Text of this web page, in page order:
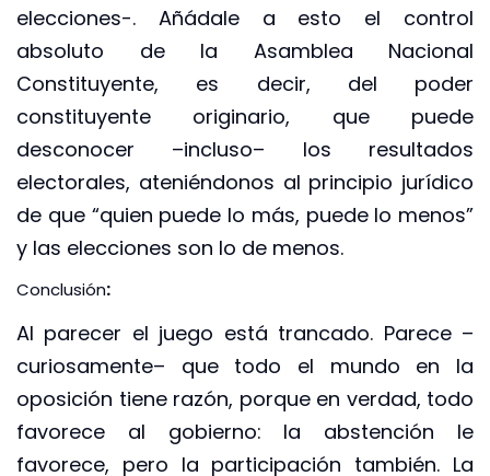
elecciones-. Añádale a esto el control
absoluto de la Asamblea Nacional
Constituyente, es decir, del poder
constituyente originario, que puede
desconocer –incluso– los resultados
electorales, ateniéndonos al principio jurídico
de que “quien puede lo más, puede lo menos”
y las elecciones son lo de menos.
Conclusión:
Al parecer el juego está trancado. Parece –
curiosamente– que todo el mundo en la
oposición tiene razón, porque en verdad, todo
favorece al gobierno: la abstención le
favorece, pero la participación también. La